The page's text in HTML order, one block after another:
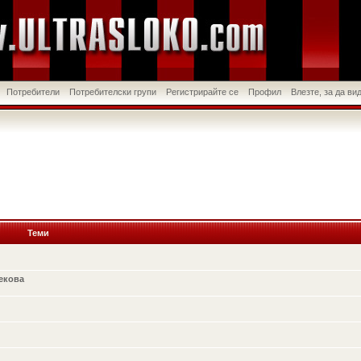
Потребители Потребителски групи Регистрирайте се Профил Влезте, за да
Теми